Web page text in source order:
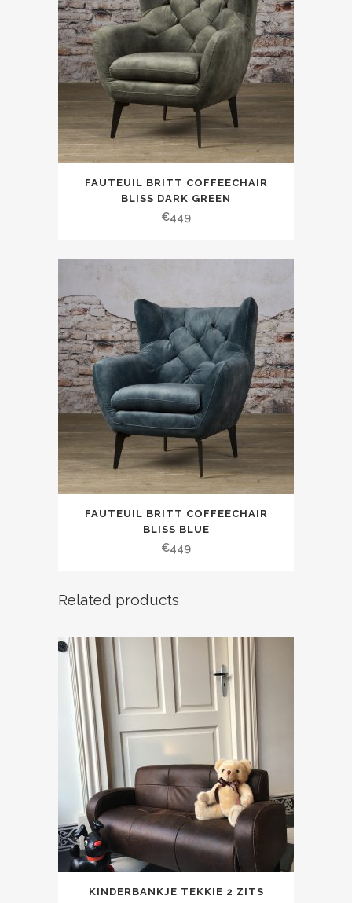
FAUTEUIL BRITT COFFEECHAIR
BLISS DARK GREEN
€449
FAUTEUIL BRITT COFFEECHAIR
BLISS BLUE
€449
Related products
KINDERBANKJE TEKKIE 2 ZITS